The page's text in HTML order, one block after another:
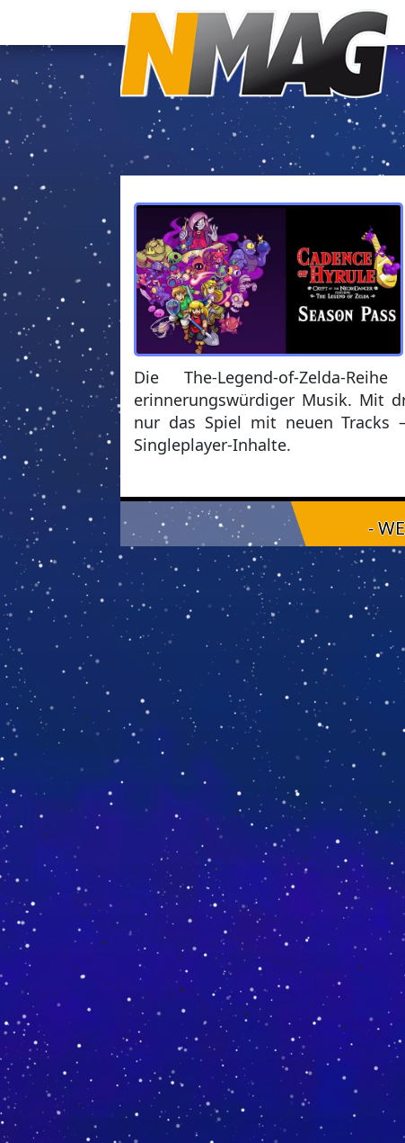
Die The-Legend-of-Zelda-
erinnerungswürdiger Musik. Mit
nur das Spiel mit neuen Tracks
Singleplayer-Inhalte.
-